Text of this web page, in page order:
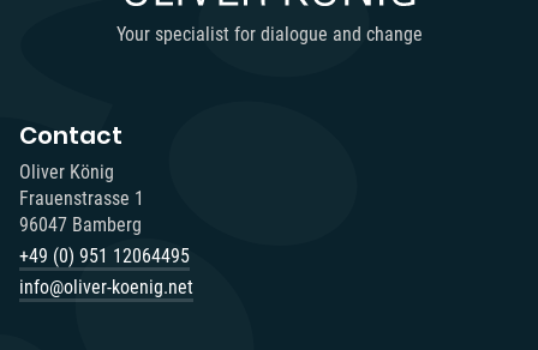
Your specialist for dialogue and change
Contact
Oliver König
Frauenstrasse 1
96047 Bamberg
+49 (0) 951 12064495‬
info@oliver-koenig.net